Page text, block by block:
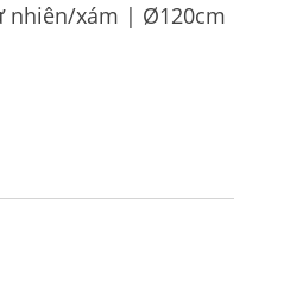
nhiên/xám | Ø120cm